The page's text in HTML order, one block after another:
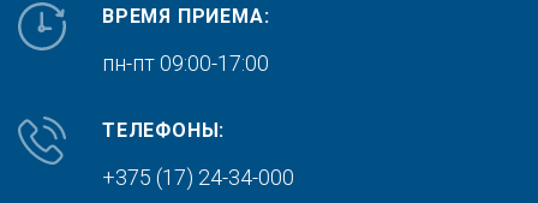
ВРЕМЯ ПРИЕМА:
пн-пт 09:00-17:00
ТЕЛЕФОНЫ:
+375 (17) 24-34-000